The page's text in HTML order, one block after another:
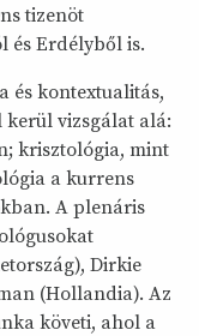
tizenöt
és Erdélyből is.
és kontextualitás,
kerül vizsgálat alá:
krisztológia, mint
a kurrens
A plenáris
Dirkie
(Hollandia). Az
követi, ahol a